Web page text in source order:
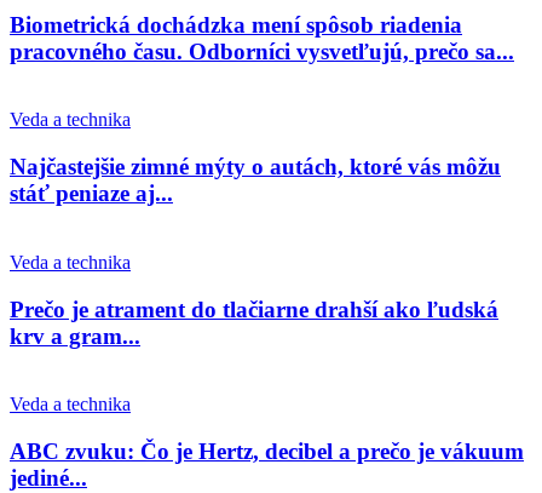
Biometrická dochádzka mení spôsob riadenia
pracovného času. Odborníci vysvetľujú, prečo sa...
Veda a technika
Najčastejšie zimné mýty o autách, ktoré vás môžu
stáť peniaze aj...
Veda a technika
Prečo je atrament do tlačiarne drahší ako ľudská
krv a gram...
Veda a technika
ABC zvuku: Čo je Hertz, decibel a prečo je vákuum
jediné...